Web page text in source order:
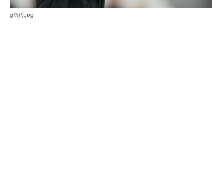
gfhjfj.jpg